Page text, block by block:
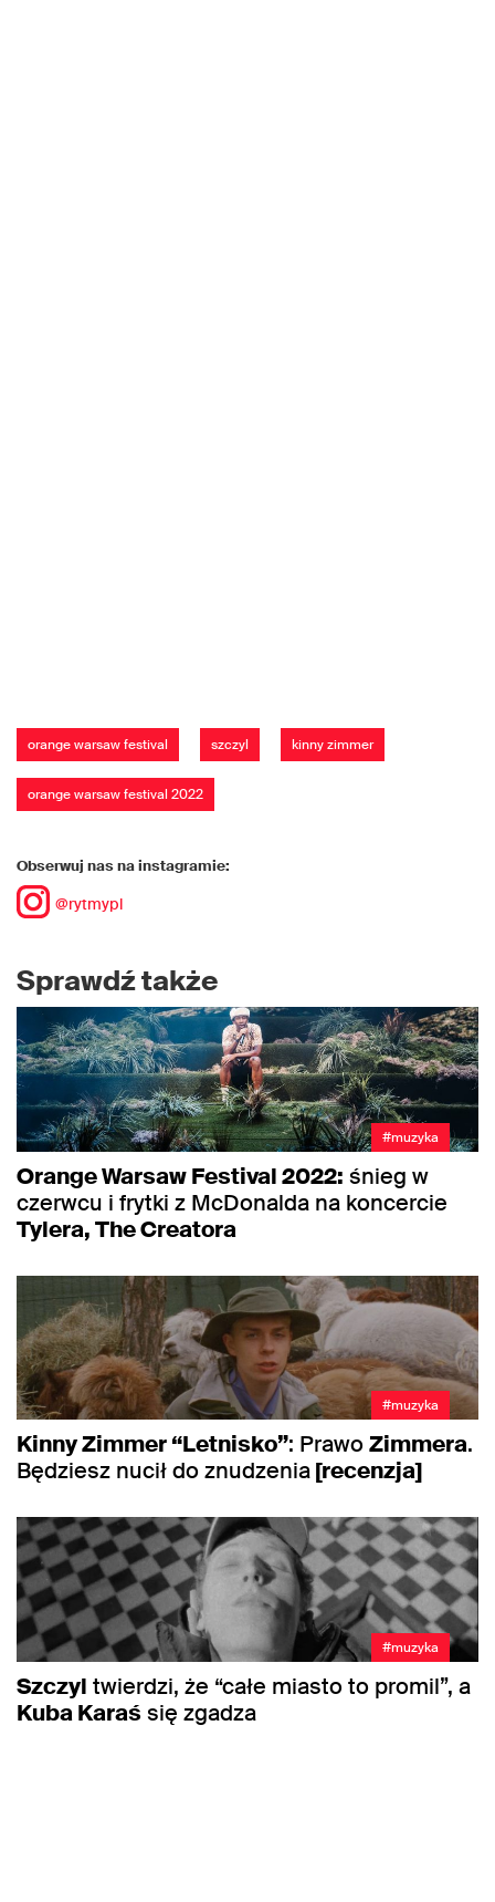
orange warsaw festival szczyl kinny zimmer
orange warsaw festival 2022
Obserwuj nas na instagramie:
@rytmypl
Sprawdź także
#muzyka
Orange Warsaw Festival 2022: śnieg w
czerwcu i frytki z McDonalda na koncercie
Tylera, The Creatora
#muzyka
Kinny Zimmer “Letnisko”: PrawoZimmera.
Będziesz nucił do znudzenia[recenzja]
#muzyka
Szczyl twierdzi, że “całe miasto to promil”, a
Kuba Karaś się zgadza